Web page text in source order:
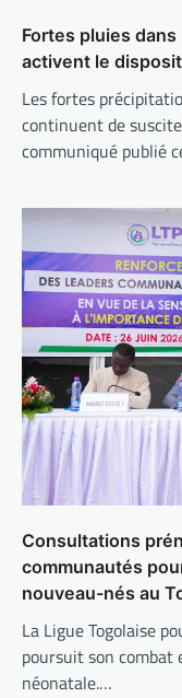
Fortes pluies
activent le
Les fortes
continuent de
communiqué publié
Consultations
communautés
nouveau-nés au
La Ligue Togolaise
poursuit son
néonatale.…